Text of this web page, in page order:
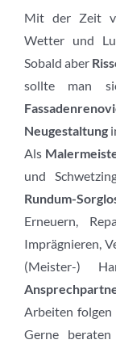
Mit der Zeit
Wetter und
Sobald aber
sollte man
Neugestaltung
Als
und
Rundum-
Erneuern,
Imprägnieren,
(Meister-)
Arbeiten
Gerne